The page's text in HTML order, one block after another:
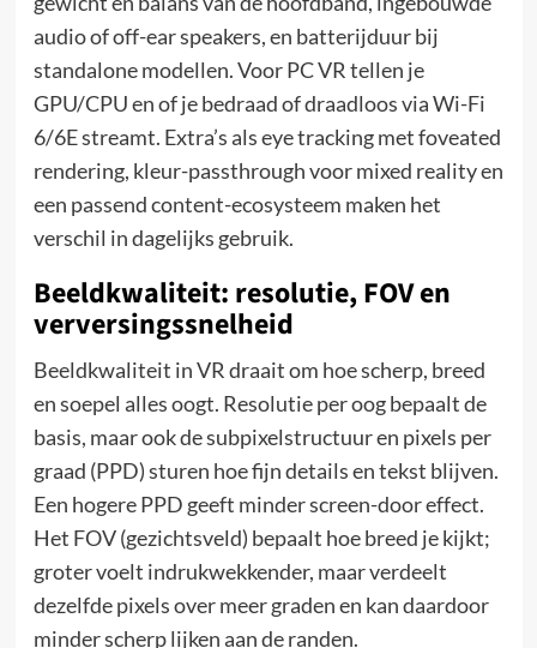
audio of off-ear speakers, en batterijduur bij
standalone modellen. Voor PC VR tellen je
GPU/CPU en of je bedraad of draadloos via Wi-Fi
6/6E streamt. Extra’s als eye tracking met foveated
rendering, kleur-passthrough voor mixed reality en
een passend content-ecosysteem maken het
verschil in dagelijks gebruik.
Beeldkwaliteit: resolutie, FOV en
verversingssnelheid
Beeldkwaliteit in VR draait om hoe scherp, breed
en soepel alles oogt. Resolutie per oog bepaalt de
basis, maar ook de subpixelstructuur en pixels per
graad (PPD) sturen hoe fijn details en tekst blijven.
Een hogere PPD geeft minder screen-door effect.
Het FOV (gezichtsveld) bepaalt hoe breed je kijkt;
groter voelt indrukwekkender, maar verdeelt
dezelfde pixels over meer graden en kan daardoor
minder scherp lijken aan de randen.